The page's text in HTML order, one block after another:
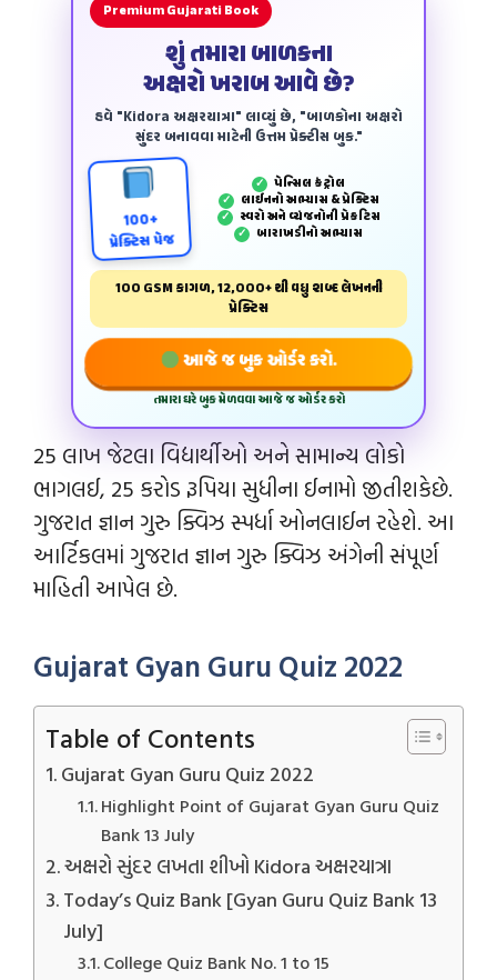
Premium Gujarati Book
શું તમારા બાળકના
અક્ષરો ખરાબ આવે છે?
હવે "Kidora અક્ષરયાત્રા" લાવ્યું છે, "બાળકોના અક્ષરો
સુંદર બનાવવા માટેની ઉત્તમ પ્રેક્ટીસ બુક."
100+
પ્રેક્ટિસ પેજ
✓ પેન્‍સિલ કંટ્રોલ
✓ લાઈનનો અભ્યાસ & પ્રેક્ટિસ
✓ સ્વરો અને વ્યંજનોની પ્રેકટિસ
✓ બારાખડીનો અભ્યાસ
100 GSM કાગળ, 12,000+ થી વધુ શબ્દ લેખનની
પ્રેક્ટિસ
આજે જ બુક ઓર્ડર કરો.
તમારા ઘરે બુક મેળવવા આજે જ ઓર્ડર કરો
25 લાખ જેટલા વિદ્યાર્થીઓ અને સામાન્ય લોકો
ભાગલઈ, 25 કરોડ રૂપિયા સુધીના ઈનામો જીતીશકેછે.
ગુજરાત જ્ઞાન ગુરુ ક્વિઝ સ્પર્ધા ઓનલાઈન રહેશે. આ
આર્ટિકલમાં ગુજરાત જ્ઞાન ગુરુ ક્વિઝ અંગેની સંપૂર્ણ
માહિતી આપેલ છે.
Gujarat Gyan Guru Quiz 2022
Table of Contents
Gujarat Gyan Guru Quiz 2022
Highlight Point of Gujarat Gyan Guru Quiz
Bank 13 July
અક્ષરો સુંદર લખતા શીખો Kidora અક્ષરયાત્રા
Today’s Quiz Bank [Gyan Guru Quiz Bank 13
July]
College Quiz Bank No. 1 to 15